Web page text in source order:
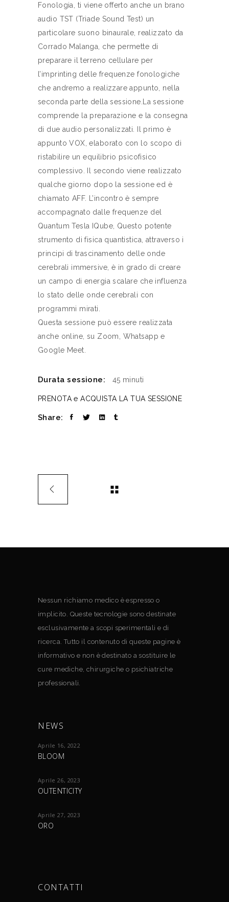
Fonologia, ti viene offerto anche un brano
audio TST (Triade Sound Test) un
particolare suono binaurale, realizzato da
Corrado Malanga, che permette di
preparare il terreno cellulare per
l’imprinting delle frequenze fonologiche
che andremo a realizzare appunto, nella
seconda parte della sessione.La sessione
comprende la preparazione e la consegna
di due audio personalizzati. Il primo è
appunto VOX, elaborato con lo scopo di
ristabilire un equilibrio psicofisico
complessivo. Il secondo viene realizzato
qualche giorno dopo la sessione ed è
chiamato AFF. L’incontro è sempre
accompagnato dalle frequenze del
Quantum Tesla IQube, Questo potente
strumento di fisica quantistica, attraverso i
principi di trascinamento delle onde
cerebrali immersive, è in grado di creare
un campo di energia scalare che influenza
lo stato delle onde cerebrali con
programmi mirati.
Questa sessione può essere realizzata
anche online, su Zoom, Whatsapp e
Google Meet.
Durata sessione: 45 minuti
PRENOTA e ACQUISTA LA TUA SESSIONE
Share:
Nessun richiamo medico è espresso o
implicito. Queste tecnologie sono destinate
esclusivamente a scopi sperimentali e di
ricerca. Tutto il contenuto di queste pagine è
informativo e non è destinato a sostituire le
cure mediche, chirurgiche o psichiatriche
professionali.
NEWS
Aprile 16, 2022
BLOOM
Aprile 26, 2023
OUTENTICITY
Aprile 27, 2023
ORO
CONTATTI